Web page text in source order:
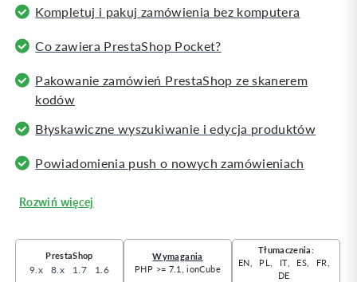
Kompletuj i pakuj zamówienia bez komputera
Co zawiera PrestaShop Pocket?
Pakowanie zamówień PrestaShop ze skanerem
kodów
Błyskawiczne wyszukiwanie i edycja produktów
Powiadomienia push o nowych zamówieniach
Rozwiń więcej
PrestaShop
9.x 8.x 1.7 1.6
Wymagania
PHP >= 7.1, ionCube
Tłumaczenia:
EN
PL IT ES
FR
DE